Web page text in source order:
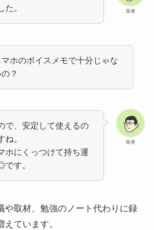
筆者
た。
マホのボイスメモで十分じゃな
？
筆者
で、安定して使えるの
ね。
ホにくっつけて持ち運
す。
や取材、勉強のノート代わりに録
ています。